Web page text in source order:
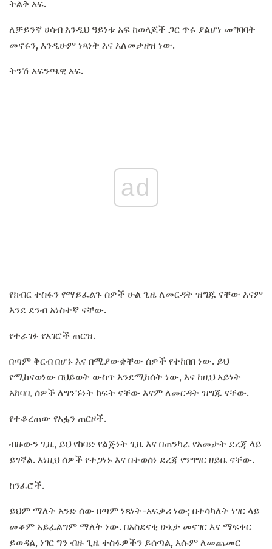
ትልቅ አፍ.
ለቻይንኛ ሀሳብ እንዲህ ዓይነቱ አፍ ከወላጆች ጋር ጥሩ ያልሆነ መግባባት
መኖሩን, እንዲሁም ነጻነት እና አለመታዘዝ ነው.
ትንሽ አፍንጫዊ አፍ.
ad
የክብር ተስፋን የማይፈልጉ ሰዎች ሁል ጊዜ ለመርዳት ዝግጁ ናቸው እናም
እንደ ደንብ አነስተኛ ናቸው.
የተራገፉ የአገሮች ጠርዝ.
በጣም ቅርብ በሆኑ እና በሚያውቋቸው ሰዎች የተከበበ ነው. ይህ
የሚከናወነው በህይወት ውስጥ እንደሚከሰት ነው, እና ከዚህ አይነት
አከባቢ ሰዎች ለግንኙነት ክፍት ናቸው እናም ለመርዳት ዝግጁ ናቸው.
የተቆረጠው የአፏን ጠርዞች.
ብዙውን ጊዜ, ይህ የከባድ የልጅነት ጊዜ እና በጠንካራ የአመታት ደረጃ ላይ
ይገኛል. እነዚህ ሰዎች የተጋነኑ እና በተወሰነ ደረጃ የንግግር ዘይቤ ናቸው.
ከንፈሮች.
ይህም ማለት አንድ ሰው በጣም ነጻነት-አፍቃሪ ነው; በተሳካለት ነገር ላይ
መቆም አይፈልግም ማለት ነው. በአስደናቂ ሁኔታ መናገር እና ማፍቀር
ይወዳል, ነገር ግን ብዙ ጊዜ ተስፋዎችን ይሰጣል, እሱም ለመጨመር